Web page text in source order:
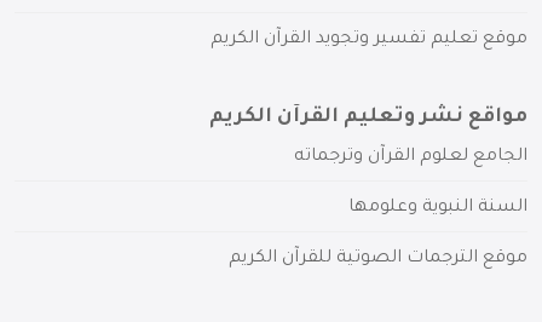
موقع تعليم تفسير وتجويد القرآن الكريم
مواقع نشر وتعليم القرآن الكريم
الجامع لعلوم القرآن وترجماته
السنة النبوية وعلومها
موقع الترجمات الصوتية للقرآن الكريم